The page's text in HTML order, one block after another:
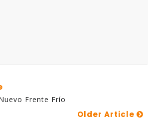
Frente Frío
Older Article